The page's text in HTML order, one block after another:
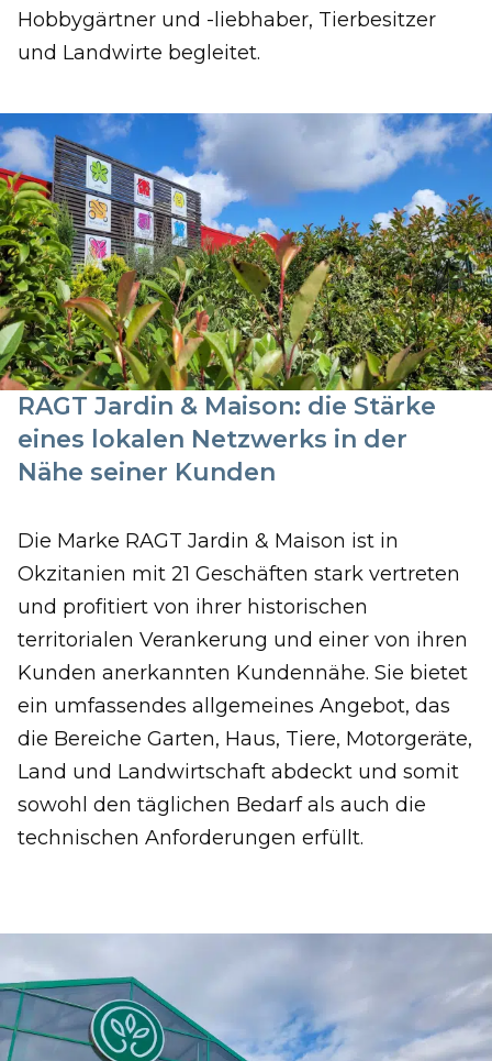
Hobbygärtner und -liebhaber, Tierbesitzer
und Landwirte begleitet.
RAGT Jardin & Maison: die Stärke
eines lokalen Netzwerks in der
Nähe seiner Kunden
Die Marke RAGT Jardin & Maison ist in
Okzitanien mit 21 Geschäften stark vertreten
und profitiert von ihrer historischen
territorialen Verankerung und einer von ihren
Kunden anerkannten Kundennähe. Sie bietet
ein umfassendes allgemeines Angebot, das
die Bereiche Garten, Haus, Tiere, Motorgeräte,
Land und Landwirtschaft abdeckt und somit
sowohl den täglichen Bedarf als auch die
technischen Anforderungen erfüllt.